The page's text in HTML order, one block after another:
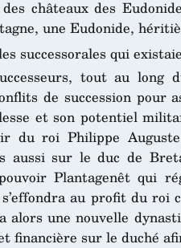
châteaux des
une Eudonide,
successorales qui
tout au long
de succession
et son potentiel
du roi Philippe
aussi sur le duc de
Plantagenêt qui
au profit du roi
une nouvelle
financière sur le duché